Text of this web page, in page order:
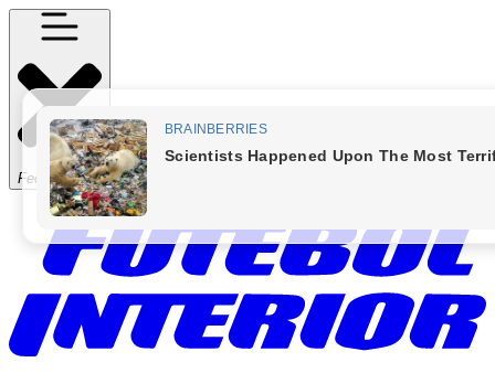
Fechar Menu